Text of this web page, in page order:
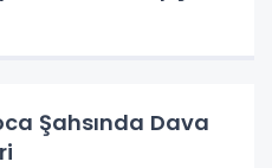
Şahsında Dava